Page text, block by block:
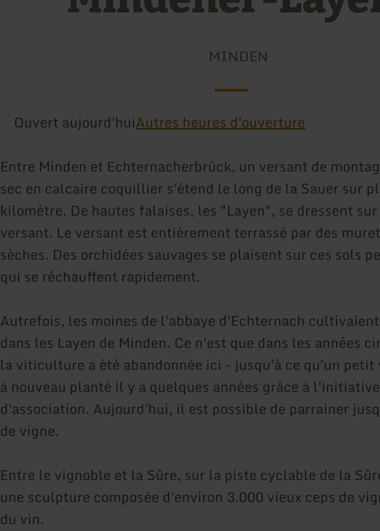
MINDEN
Ouvert aujourd'huiAutres heures d'ouverture
Entre Minden et Echternacherbrück, un versant de
sec en calcaire coquillier s'étend le long de la Sauer sur
kilomètre. De hautes falaises, les "Layen", se dressent
versant. Le versant est entièrement terrassé par des
sèches. Des orchidées sauvages se plaisent sur ces sols
qui se réchauffent rapidement.
Autrefois, les moines de l'abbaye d'Echternach
dans les Layen de Minden. Ce n'est que dans les années
la viticulture a été abandonnée ici - jusqu'à ce qu'un
à nouveau planté il y a quelques années grâce à
d'association. Aujourd'hui, il est possible de parrainer
de vigne.
Entre le vignoble et la Sûre, sur la piste cyclable de la
une sculpture composée d'environ 3.000 vieux ceps de
du vin.